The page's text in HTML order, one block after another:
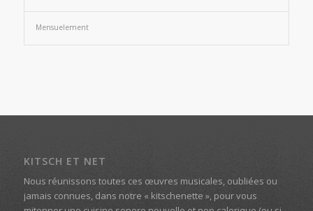
Mensuelement
KITSCH ET NET
Nous réunissons toutes ces œuvres musicales, oubliées ou
jamais connues, dans notre « kitschenette », pour vous